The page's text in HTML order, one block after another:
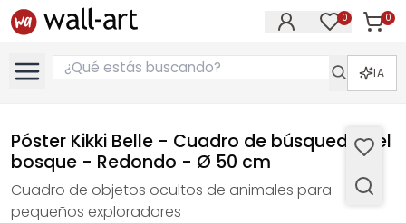
0 0
IA
Póster Kikki Belle - Cuadro de búsqueda del
bosque - Redondo - Ø 50 cm
Cuadro de objetos ocultos de animales para
pequeños exploradores